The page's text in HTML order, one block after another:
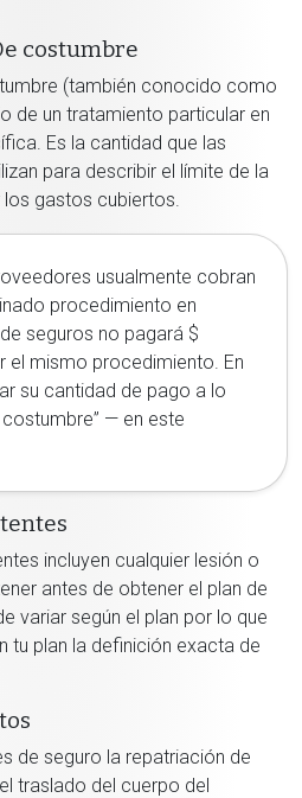
costumbre
(también conocido como
de un tratamiento particular en
Es la cantidad que las
para describir el límite de la
gastos cubiertos.
usualmente cobran
procedimiento en
seguros no pagará $
el mismo procedimiento. En
su cantidad de pago a lo
costumbre” — en este
incluyen cualquier lesión o
antes de obtener el plan de
variar según el plan por lo que
tu plan la definición exacta de
de seguro la repatriación de
traslado del cuerpo del